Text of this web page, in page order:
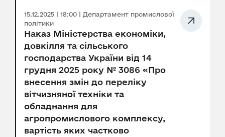
15.12.2025 | 18:00 | Департамент промислової
політики
Наказ Міністерства економіки,
довкілля та сільського
господарства України від 14
грудня 2025 року № 3086 «Про
внесення змін до переліку
вітчизняної техніки та
обладнання для
агропромислового комплексу,
вартість яких частково